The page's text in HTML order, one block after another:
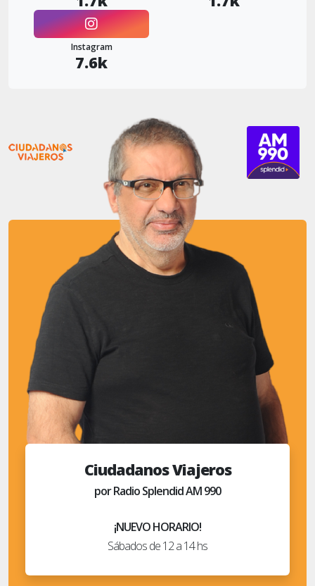
Instagram
7.6k
Ciudadanos Viajeros
por Radio Splendid AM 990
¡NUEVO HORARIO!
Sábados de 12 a 14 hs